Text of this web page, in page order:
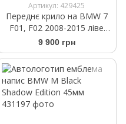
Артикул: 429425
Переднє крило на BMW 7
F01, F02 2008-2015 ліве
алюміній
9 900 грн